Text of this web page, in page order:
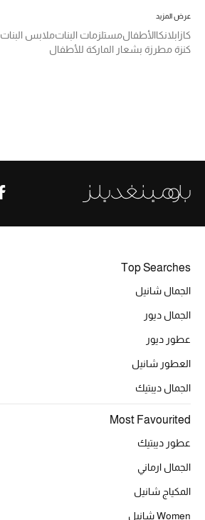
عرض جميع المنتجات
خصومات
الموسم الجديد
حصريًا عبر الإنترنت
جميع إصدارتنا النسائية
الحب للمحلي
الملابس الرياضية النسائية
عرض المزيد
كازابلانكاالأطفالمستلزمات البناتملابس البنات
كنزة مطرزة بشعار الماركة للأطفال
Top Searches
الجمال شانيل
الجمال ديور
عطور ديور
العطور شانيل
الجمال ديبتيك
Most Favourited
عطور ديبتيك
الجمال ارماني
المكياج شانيل
Women شانيل